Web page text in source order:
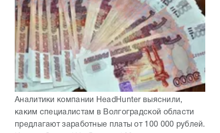
Аналитики компании HeadHunter выяснили,
каким специалистам в Волгоградской области
предлагают заработные платы от 100 000 рублей.